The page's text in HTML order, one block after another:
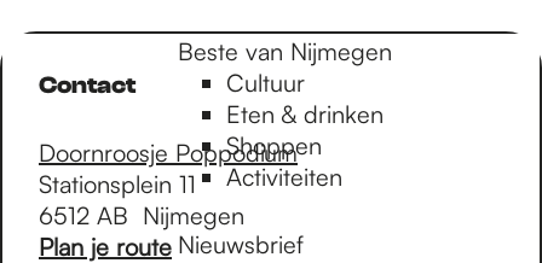
Beste van Nijmegen
Cultuur
Eten & drinken
Shoppen
Activiteiten
Nieuwsbrief
Contact
Doornroosje Poppodium
Stationsplein 11
6512 AB Nijmegen
Plan je routen